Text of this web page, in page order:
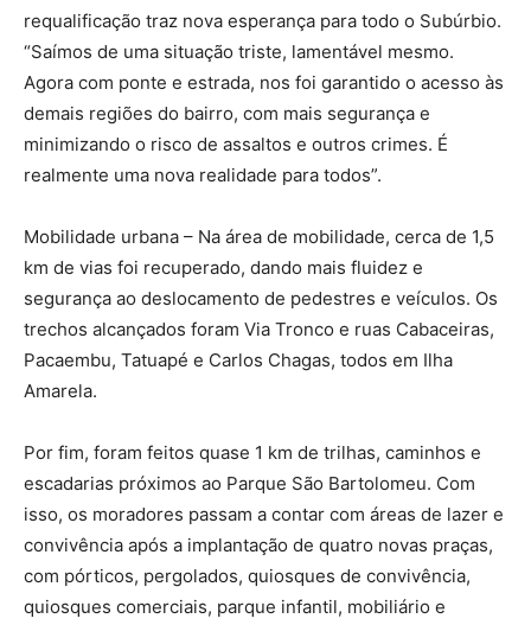
requalificação traz nova esperança para todo o Subúrbio.
“Saímos de uma situação triste, lamentável mesmo.
Agora com ponte e estrada, nos foi garantido o acesso às
demais regiões do bairro, com mais segurança e
minimizando o risco de assaltos e outros crimes. É
realmente uma nova realidade para todos”.
Mobilidade urbana – Na área de mobilidade, cerca de 1,5
km de vias foi recuperado, dando mais fluidez e
segurança ao deslocamento de pedestres e veículos. Os
trechos alcançados foram Via Tronco e ruas Cabaceiras,
Pacaembu, Tatuapé e Carlos Chagas, todos em Ilha
Amarela.
Por fim, foram feitos quase 1 km de trilhas, caminhos e
escadarias próximos ao Parque São Bartolomeu. Com
isso, os moradores passam a contar com áreas de lazer e
convivência após a implantação de quatro novas praças,
com pórticos, pergolados, quiosques de convivência,
quiosques comerciais, parque infantil, mobiliário e